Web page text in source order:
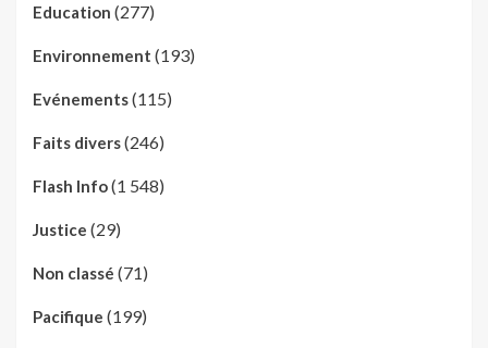
Education (277)
Environnement (193)
Evénements(115)
Faits divers(246)
Flash Info(1 548)
Justice (29)
Non classé (71)
Pacifique (199)